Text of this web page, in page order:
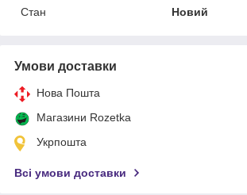
Стан
Новий
Умови доставки
Нова Пошта
Магазини Rozetka
Укрпошта
Всі умови доставки